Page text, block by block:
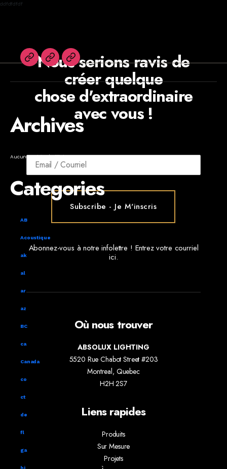
ddfdfdfdf
English Agents Newsletters
Archives
Aucune archive à afficher.
Categories
AB
Acoustique
ak
al
ar
az
BC
ca
Canada
co
ct
de
fl
ga
hi
Nous serions ravis de
créer quelque
chose d'extraordinaire
avec vous !
Abonnez-vous à notre infolettre ! Entrez votre courriel
ici.
Où nous trouver
ABSOLUX LIGHTING
5520 Rue Chabot Street #203
Montreal, Quebec
H2H 2S7
Liens rapides
Produits
Sur Mesure
Projets